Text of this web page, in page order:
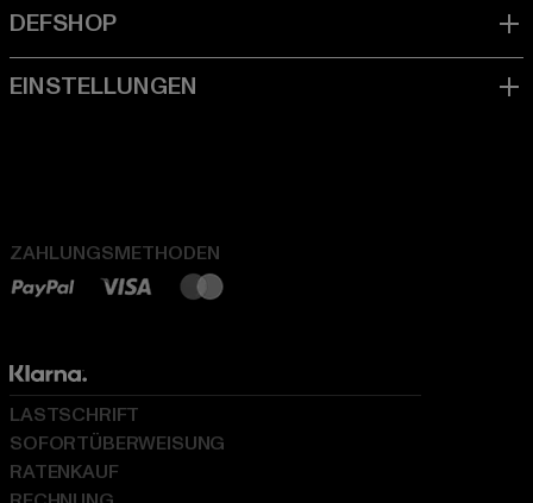
ZAHLUNGSMETHODEN
LASTSCHRIFT
SOFORTÜBERWEISUNG
RATENKAUF